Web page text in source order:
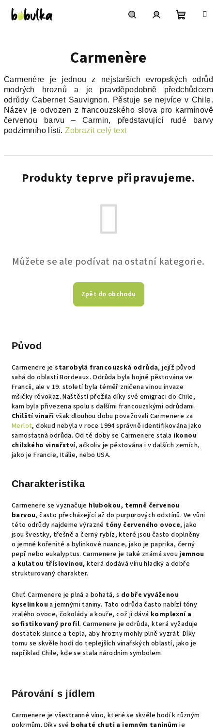
obsah
Carmenère
Carmenère je jednou z nejstarších evropských odrůd
modrých hroznů a je pravděpodobně předchůdcem
odrůdy Cabernet Sauvignon. Pěstuje se nejvíce v Chile.
Název je odvozen z francouzského slova pro karmínově
červenou barvu – Carmin, představující rudé barvy
podzimního listí.Zobrazit celý text
Produkty teprve připravujeme.
Můžete se ale podívat na ostatní kategorie.
Zpět do obchodu
Původ
Carmenere jestarobylá francouzská odrůda, jejíž původ
sahá do oblasti Bordeaux. Odrůda byla hojně pěstována ve
Francii, ale v 19. století byla téměř zničena vinou invaze
mšičky révokaz. Naštěstí přežila díky své emigraci do Chile,
kam byla přivezena spolu s dalšími francouzskými odrůdami.
Chilští vinaři však dlouhou dobu považovali Carmenere za
Merlot, dokud nebyla v roce 1994 správně identifikována jako
samostatná odrůda. Od té doby se Carmenere stala ikonou
chilského vinařství, ačkoliv je pěstována i v dalších zemích,
jako je Francie, Itálie, nebo USA.
Charakteristika
Carmenere se vyznačuje hlubokou, temně červenou
barvou, často přecházející až do purpurových odstínů. Ve vůni
této odrůdy najdeme výrazné tóny červeného ovoce, jako
jsou švestky, třešně a černý rybíz, které jsou často doplněny
o jemné kořenité a bylinkové nuance, jako je paprika, černý
pepř nebo eukalyptus. Carmenere je také známá svoujemnou
a kulatou tříslovinou, která dodává vínu hladký a dobře
strukturovaný charakter.
Chuť Carmenere je plná a bohatá, s dobře vyváženou
kyselinkou a jemnými taniny. Tato odrůda často nabízí tóny
zralého ovoce, čokolády a kouře, což jí dává komplexní a
sofistikovaný profil. Carmenere je odrůda, která vyžaduje
dostatek slunce a tepla, aby hrozny mohly plně vyzrát. Díky
tomu se skvěle hodí do teplejších vinařských oblastí, jako je
například Chile, kde se stala národním symbolem.
Párování s jídlem
Carmenere je všestranné víno, které se skvěle hodí k různým
pokrmům. Díky své bohaté chuti a jemným taninům je